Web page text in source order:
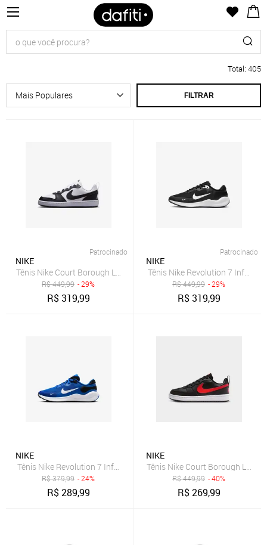
Total: 405
FILTRAR
Patrocinado
NIKE
Tênis Nike Court Borough Low Recraft Infantil
R$449,99 - 29%
R$319,99
Patrocinado
NIKE
Tênis Nike Revolution 7 Infantil
R$449,99 - 29%
R$319,99
NIKE
Tênis Nike Revolution 7 Infantil
R$379,99 - 24%
R$289,99
NIKE
Tênis Nike Court Borough Low
R$449,99 - 40%
R$269,99